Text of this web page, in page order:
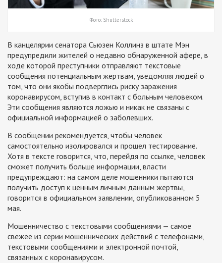
Фото: Shutterstock
В канцелярии сенатора Сьюзен Коллинз в штате Мэн
предупредили жителей о недавно обнаруженной афере, в
ходе которой преступники отправляют текстовые
сообщения потенциальным жертвам, уведомляя людей о
том, что они якобы подверглись риску заражения
коронавирусом, вступив в контакт с больным человеком.
Эти сообщения являются ложью и никак не связаны с
официальной информацией о заболевших.
В сообщении рекомендуется, чтобы человек
самостоятельно изолировался и прошел тестирование.
Хотя в тексте говорится, что, перейдя по ссылке, человек
сможет получить больше информации, власти
предупреждают: на самом деле мошенники пытаются
получить доступ к ценным личным данным жертвы,
говорится в официальном заявлении, опубликованном 5
мая.
Мошенничество с текстовыми сообщениями — самое
свежее из серии мошеннических действий с телефонами,
текстовыми сообщениями и электронной почтой,
связанных с коронавирусом.